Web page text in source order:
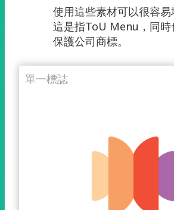
使用這些素材可以很容易
這是指ToU Menu，同時
保護公司商標。
單一標誌